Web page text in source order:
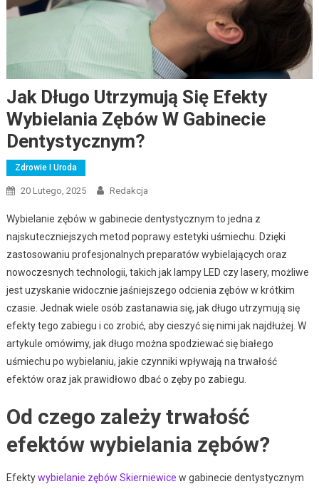
Jak Długo Utrzymują Się Efekty
Wybielania Zębów W Gabinecie
Dentystycznym?
Zdrowie I Uroda
20 Lutego, 2025 Redakcja
Wybielanie zębów w gabinecie dentystycznym to jedna z
najskuteczniejszych metod poprawy estetyki uśmiechu. Dzięki
zastosowaniu profesjonalnych preparatów wybielających oraz
nowoczesnych technologii, takich jak lampy LED czy lasery, możliwe
jest uzyskanie widocznie jaśniejszego odcienia zębów w krótkim
czasie. Jednak wiele osób zastanawia się, jak długo utrzymują się
efekty tego zabiegu i co zrobić, aby cieszyć się nimi jak najdłużej. W
artykule omówimy, jak długo można spodziewać się białego
uśmiechu po wybielaniu, jakie czynniki wpływają na trwałość
efektów oraz jak prawidłowo dbać o zęby po zabiegu.
Od czego zależy trwałość
efektów wybielania zębów?
Efektywybielanie zębów Skierniewice w gabinecie dentystycznym